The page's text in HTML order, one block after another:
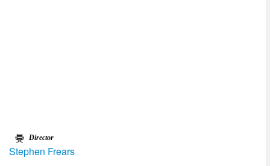
Director
Stephen Frears